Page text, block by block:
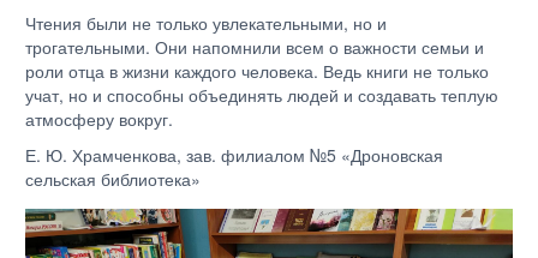
Чтения были не только увлекательными, но и
трогательными. Они напомнили всем о важности семьи и
роли отца в жизни каждого человека. Ведь книги не только
учат, но и способны объединять людей и создавать теплую
атмосферу вокруг.
Е. Ю. Храмченкова, зав. филиалом №5 «Дроновская
сельская библиотека»